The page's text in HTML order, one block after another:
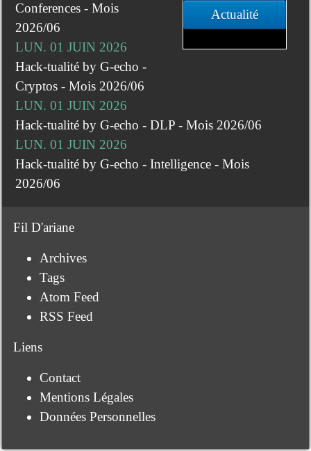
Actualité
Conferences - Mois
2026/06
LUN. 01 JUIN 2026
Hack-tualité by G-echo -
Cryptos - Mois 2026/06
LUN. 01 JUIN 2026
Hack-tualité by G-echo - DLP - Mois 2026/06
LUN. 01 JUIN 2026
Hack-tualité by G-echo - Intelligence - Mois
2026/06
Fil D'ariane
Archives
Tags
Atom Feed
RSS Feed
Liens
Contact
Mentions Légales
Données Personnelles